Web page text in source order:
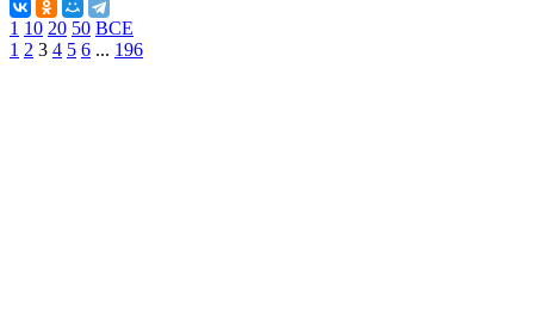
1 10 20 50 ВСЕ
1 2 3 4 5 6 ... 196